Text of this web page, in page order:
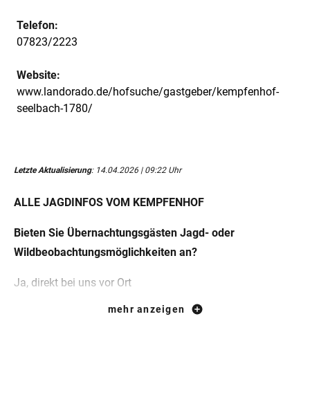
Telefon:
07823/2223
Website:
www.landorado.de/hofsuche/gastgeber/kempfenhof-
seelbach-1780/
Letzte Aktualisierung: 14.04.2026 | 09:22 Uhr
ALLE JAGDINFOS VOM KEMPFENHOF
Bieten Sie Übernachtungsgästen Jagd- oder
Wildbeobachtungsmöglichkeiten an?
Ja, direkt bei uns vor Ort
Wie können Gäste bei Ihnen an der Jagd teilnehmen?
mehr anzeigen